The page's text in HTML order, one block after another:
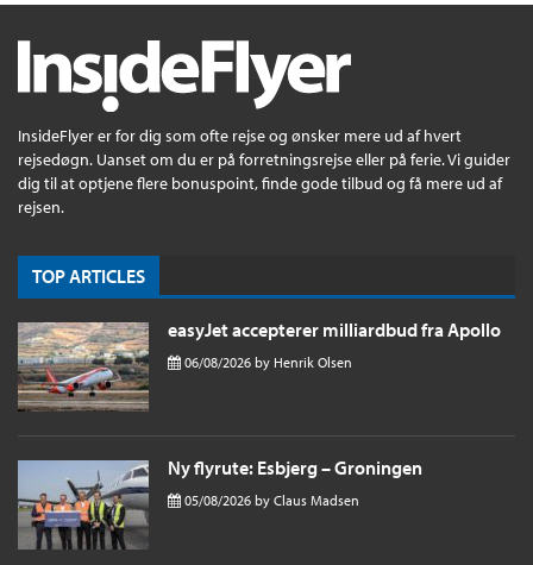
InsideFlyer er for dig som ofte rejse og ønsker mere ud af hvert
rejsedøgn. Uanset om du er på forretningsrejse eller på ferie. Vi guider
dig til at optjene flere bonuspoint, finde gode tilbud og få mere ud af
rejsen.
TOP ARTICLES
easyJet accepterer milliardbud fra Apollo
06/08/2026 by Henrik Olsen
Ny flyrute: Esbjerg – Groningen
05/08/2026 by Claus Madsen